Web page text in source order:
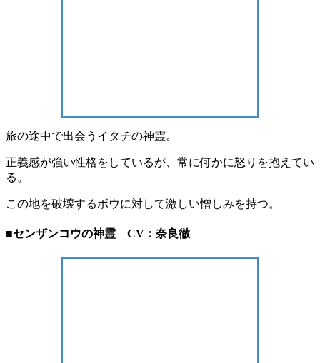
旅の途中で出会うイタチの神霊。
正義感が強い性格をしているが、常に何かに怒りを抱えてい
る。
この地を破壊するボウに対して激しい憎しみを持つ。
■センザンコウの神霊 CV：奈良徹